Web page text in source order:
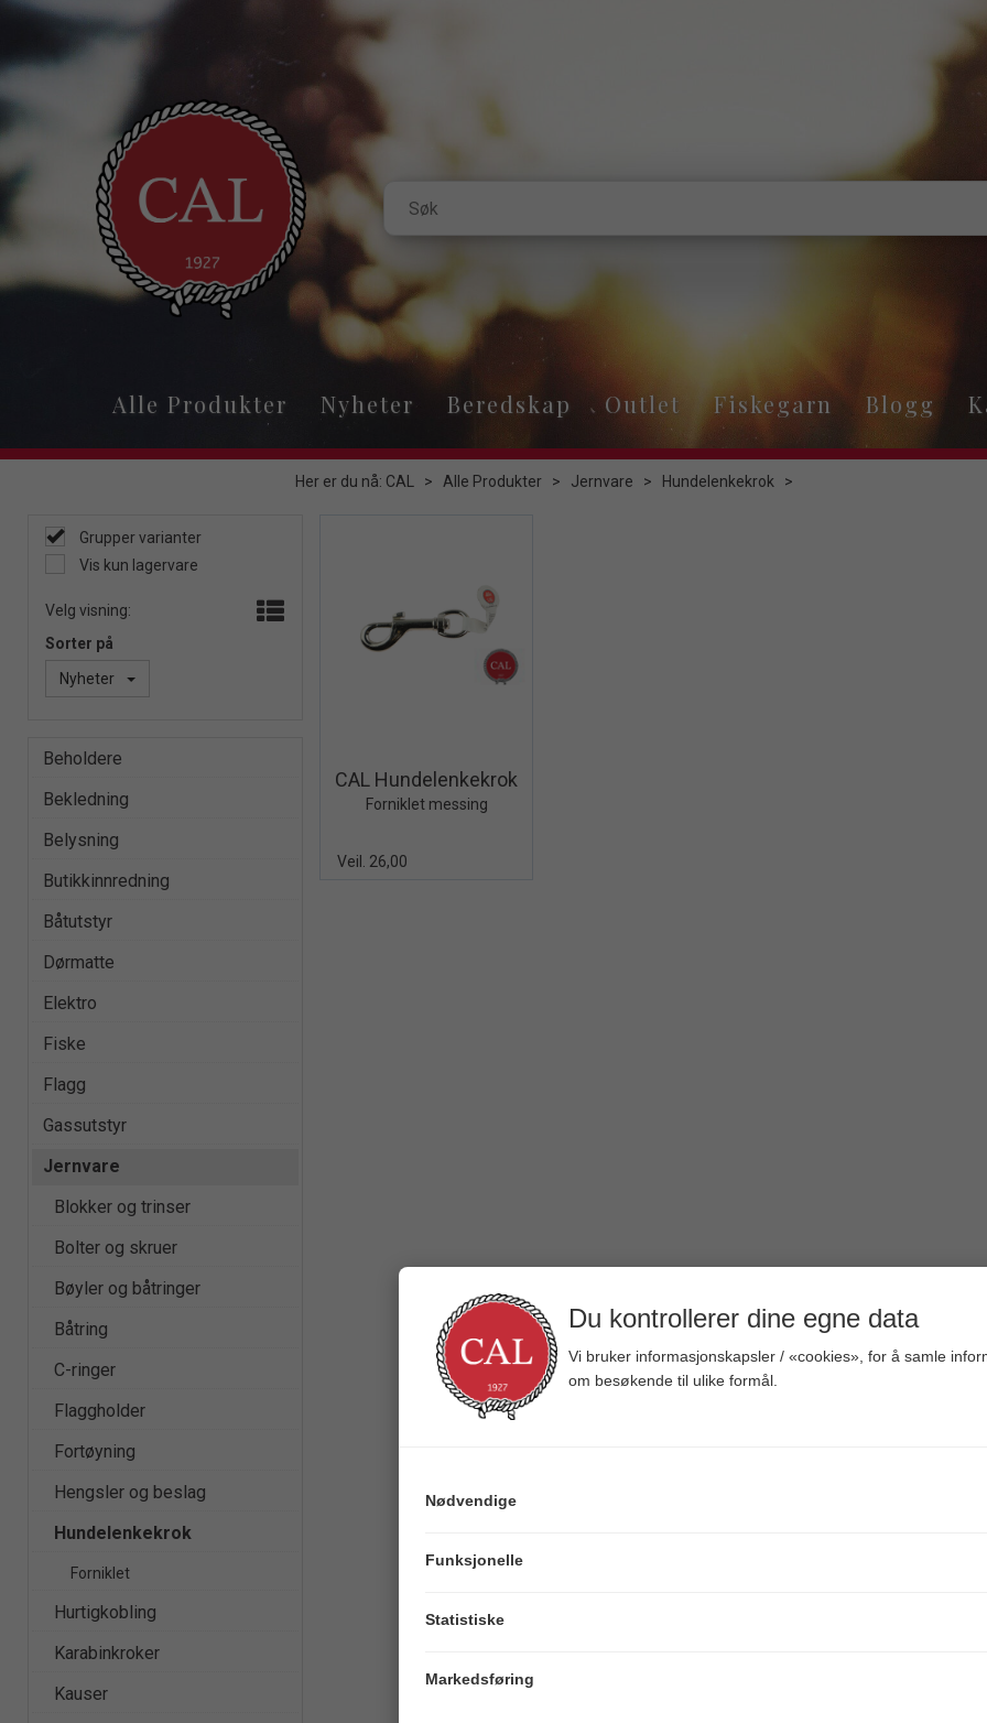
Alle Produkter Nyheter Beredskap Outlet Fiskegarn Blogg
Her er du nå: CAL > Alle Produkter > Jernvare > Hundelenkekrok >
Grupper varianter
Vis kun lagervare
Velg visning:
Sorter på
Nyheter
Beholdere
Bekledning
Belysning
Butikkinnredning
Båtutstyr
Dørmatte
Elektro
Fiske
Flagg
Gassutstyr
Jernvare
Blokker og trinser
Bolter og skruer
Bøyler og båtringer
Båtring
C-ringer
Flaggholder
Fortøyning
Hengsler og beslag
Hundelenkekrok
Forniklet
Hurtigkobling
Karabinkroker
Kauser
CAL Hundelenkekrok
Forniklet messing
Veil. 26,00
Du kontrollerer dine egne data
Vi bruker informasjonskapsler / «cookies», for å samle
om besøkende til ulike formål.
Nødvendige
Funksjonelle
Statistiske
Markedsføring